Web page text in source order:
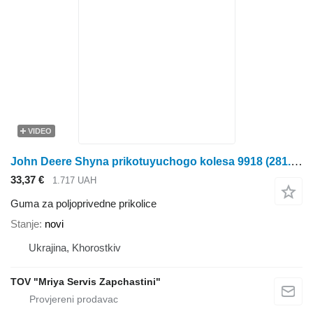
VIDEO
John Deere Shyna prikotuyuchogo kolesa 9918 (281.26) pTMTs-13030
33,37 € 1.717 UAH
Guma za poljoprivedne prikolice
Stanje novi
Ukrajina, Khorostkiv
TOV "Mriya Servis Zapchastini"